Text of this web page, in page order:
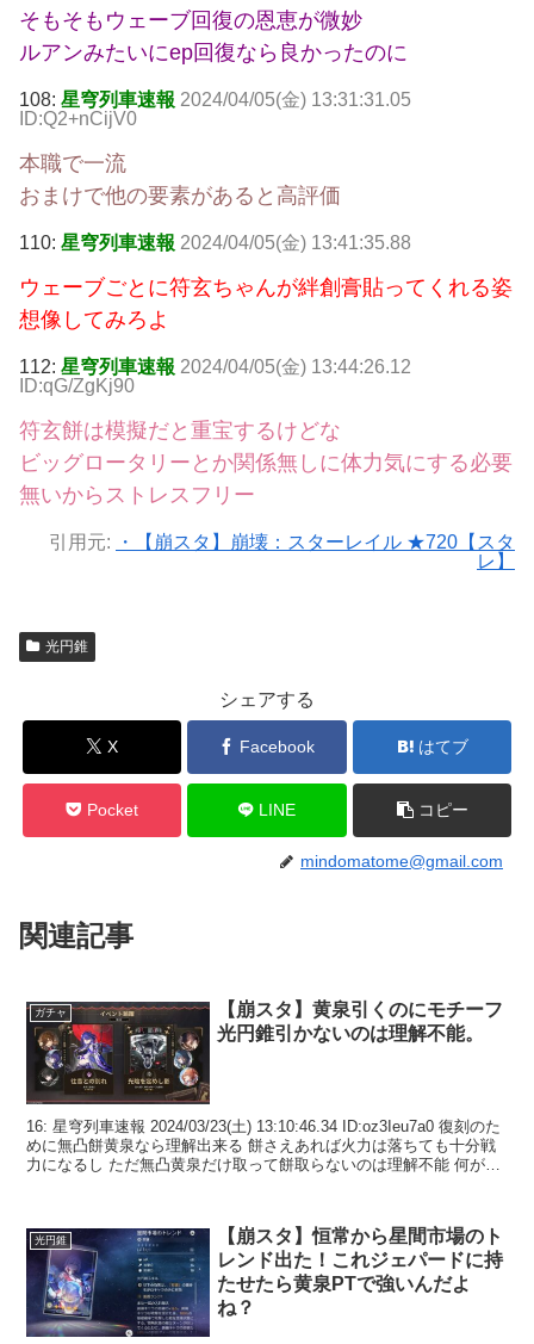
そもそもウェーブ回復の恩恵が微妙
ルアンみたいにep回復なら良かったのに
108: 星穹列車速報 2024/04/05(金) 13:31:31.05
ID:Q2+nCijV0
本職で一流
おまけで他の要素があると高評価
110: 星穹列車速報 2024/04/05(金) 13:41:35.88
ウェーブごとに符玄ちゃんが絆創膏貼ってくれる姿
想像してみろよ
112: 星穹列車速報 2024/04/05(金) 13:44:26.12
ID:qG/ZgKj90
符玄餅は模擬だと重宝するけどな
ビッグロータリーとか関係無しに体力気にする必要
無いからストレスフリー
引用元:
・【崩スタ】崩壊：スターレイル ★720【スタ
レ】
光円錐
シェアする
X Facebook はてブ
Pocket LINE コピー
mindomatome@gmail.com
関連記事
ガチャ
【崩スタ】黄泉引くのにモチーフ
光円錐引かないのは理解不能。
16: 星穹列車速報 2024/03/23(土) 13:10:46.34 ID:oz3Ieu7a0 復刻のた
めに無凸餅黄泉なら理解出来る 餅さえあれば火力は落ちても十分戦
力になるし ただ無凸黄泉だけ取って餅取らないのは理解不能 何がし
光円錐
【崩スタ】恒常から星間市場のト
レンド出た！これジェパードに持
たせたら黄泉PTで強いんだよ
ね？